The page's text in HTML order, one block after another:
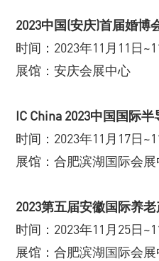
2023中国(安庆)首届婚博
时间：2023年11月11日
展馆：安庆会展中心
IC China 2023中国国际
时间：2023年11月17日
展馆：合肥滨湖国际会
2023第五届安徽国际养
时间：2023年11月25日
展馆：合肥滨湖国际会